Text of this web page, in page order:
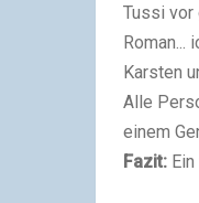
Tussi vor
Karsten
Alle
einem
Fazit: